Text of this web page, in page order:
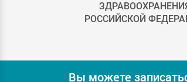
РОССИЙСКОЙ
Вы можете